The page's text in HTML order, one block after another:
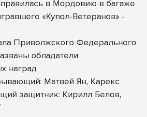
в Мордовию в багаже
«Купол-Ветеранов» -
Приволжского Федерального
обладатели
наград
Матвей Ян, Карекс
защитник: Кирилл Белов,